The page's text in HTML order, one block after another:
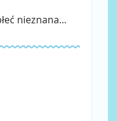
nieznana...